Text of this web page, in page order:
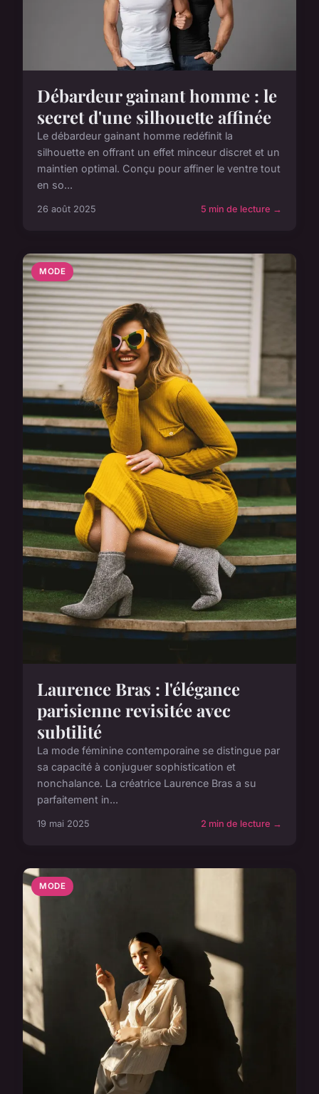
Débardeur gainant homme : le
secret d'une silhouette affinée
Le débardeur gainant homme redéfinit la
silhouette en offrant un effet minceur discret et un
maintien optimal. Conçu pour affiner le ventre tout
en so...
26 août 2025 5 min de lecture →
MODE
Laurence Bras : l'élégance
parisienne revisitée avec
subtilité
La mode féminine contemporaine se distingue par
sa capacité à conjuguer sophistication et
nonchalance. La créatrice Laurence Bras a su
parfaitement in...
19 mai 2025 2 min de lecture →
MODE